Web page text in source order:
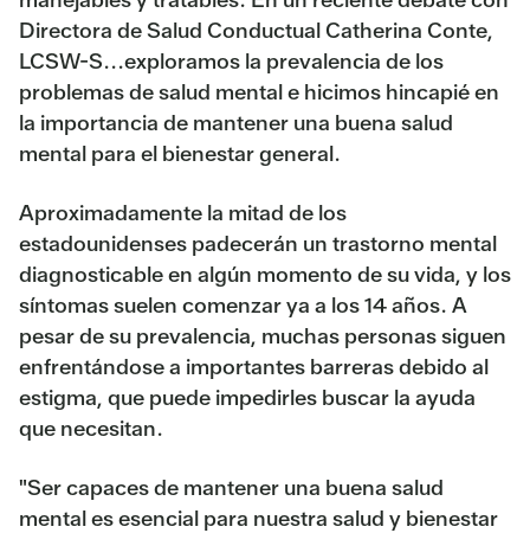
Directora de Salud Conductual Catherina Conte,
LCSW-S...exploramos la prevalencia de los
problemas de salud mental e hicimos hincapié en
la importancia de mantener una buena salud
mental para el bienestar general.
Aproximadamente la mitad de los
estadounidenses padecerán un trastorno mental
diagnosticable en algún momento de su vida, y los
síntomas suelen comenzar ya a los 14 años. A
pesar de su prevalencia, muchas personas siguen
enfrentándose a importantes barreras debido al
estigma, que puede impedirles buscar la ayuda
que necesitan.
"Ser capaces de mantener una buena salud
mental es esencial para nuestra salud y bienestar